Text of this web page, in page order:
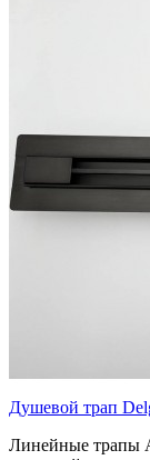
Душевой трап
Линейные трапы